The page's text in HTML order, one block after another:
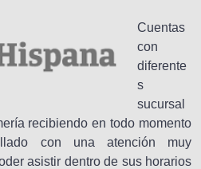
Cuentas
con
diferente
s
sucursal
recibiendo en todo momento
con una atención muy
asistir dentro de sus horarios